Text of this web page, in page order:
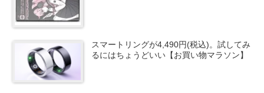
スマートリングが4,490円(税込)。試してみ
るにはちょうどいい【お買い物マラソン】